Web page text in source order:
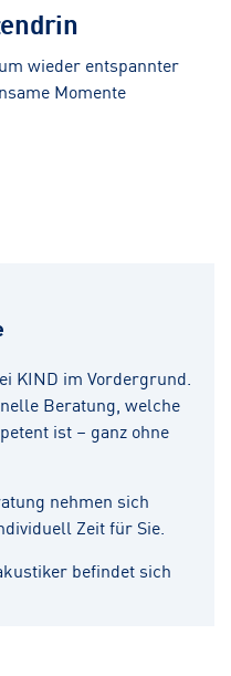
wieder entspannter
Momente
KIND im Vordergrund.
Beratung, welche
ist – ganz ohne
nehmen sich
Zeit für Sie.
befindet sich